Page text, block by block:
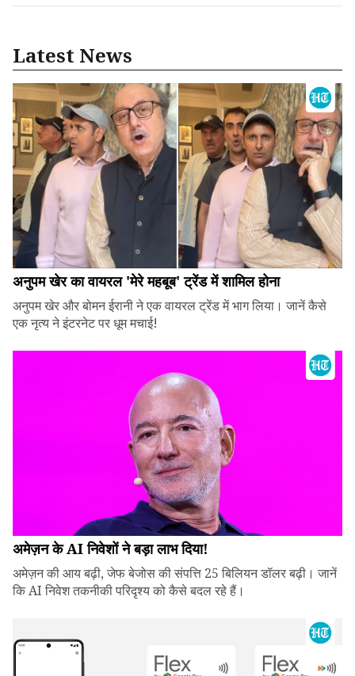
Latest News
अनुपम खेर का वायरल 'मेरे महबूब' ट्रेंड में शामिल होना
अनुपम खेर और बोमन ईरानी ने एक वायरल ट्रेंड में भाग लिया। जानें कैसे
एक नृत्य ने इंटरनेट पर धूम मचाई!
अमेज़न के AI निवेशों ने बड़ा लाभ दिया!
अमेज़न की आय बढ़ी, जेफ बेजोस की संपत्ति 25 बिलियन डॉलर बढ़ी। जानें
कि AI निवेश तकनीकी परिदृश्य को कैसे बदल रहे हैं।